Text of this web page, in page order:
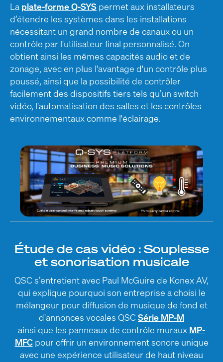
La plate-forme Q-SYS permet aux installateurs
d’étendre les systèmes dans les installations
nécessitant un grand nombre de canaux ou un
contrôle par l'utilisateur final personnalisé. On
obtient ainsi les mêmes capacités audio et de
zonage, avec en plus l'avantage d'un contrôle plus
poussé, ainsi que la possibilité de contrôler
facilement des dispositifs tiers tels qu’un switch
vidéo, l'automatisation des salles et les contrôles
environnementaux comme l'éclairage.
Étude de cas vidéo : Souplesse
et sonorisation musicale
QSC s’entretient avec Paul McGuire de Konex AV,
qui explique pourquoi son entreprise a choisi le
mélangeur pour diffusion de musique de fond et
d'annonces vocales QSC Série MP-M
ainsi que les panneaux de contrôle muraux MP-
MFCpour offrir un environnement sonore unique
avec une expérience utilisateur de haut niveau